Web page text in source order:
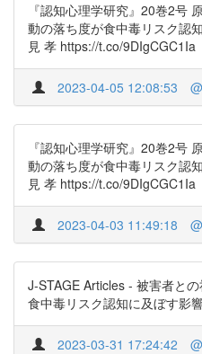
『認知心理学研究』20巻2号
動の落ち度が食中毒リスク認
見 孝 https://t.co/9DIgCGC1Ia
2023-04-05 12:08:53
『認知心理学研究』20巻2号
動の落ち度が食中毒リスク認
見 孝 https://t.co/9DIgCGC1Ia
2023-04-03 11:49:18
J-STAGE Articles - 被害者と
食中毒リスク認知に及ぼす影
2023-03-31 17:24:42